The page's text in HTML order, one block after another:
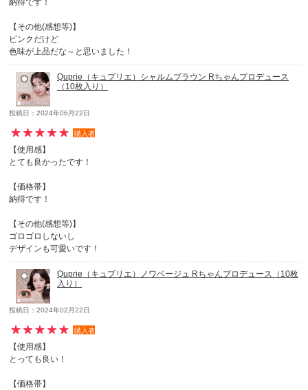
納得です！
【その他(感想等)】
ピンクだけど
色味が上品だな～と思いました！
Quprie（キュプリエ）シャルムブラウン Rちゃんプロデュース
（10枚入り）
投稿日：2024年06月22日
購入者
【使用感】
とても良かったです！
【価格帯】
納得です！
【その他(感想等)】
ゴロゴロしないし
デザインも可愛いです！
Quprie（キュプリエ）ノワベージュ Rちゃんプロデュース（10枚
入り）
投稿日：2024年02月22日
購入者
【使用感】
とっても良い！
【価格帯】